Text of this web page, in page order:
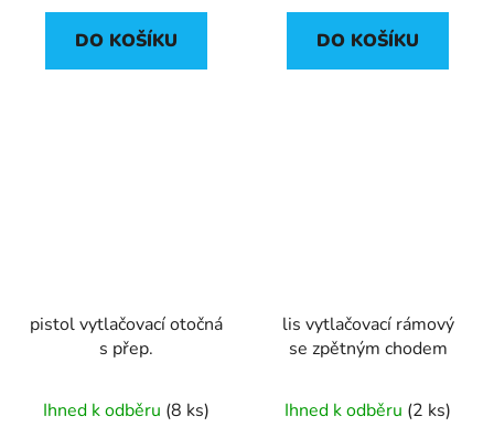
DO KOŠÍKU DO KOŠÍKU
pistol vytlačovací otočná
s přep.
Ihned k odběru (8 ks)
lis vytlačovací rámový
se zpětným chodem
Ihned k odběru (2 ks)